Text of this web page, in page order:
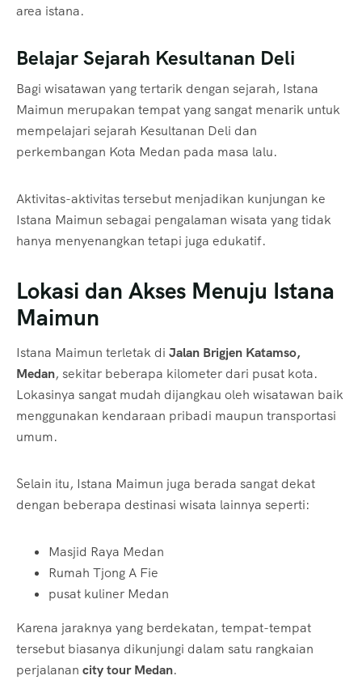
area istana.
Belajar Sejarah Kesultanan Deli
Bagi wisatawan yang tertarik dengan sejarah, Istana
Maimun merupakan tempat yang sangat menarik untuk
mempelajari sejarah Kesultanan Deli dan
perkembangan Kota Medan pada masa lalu.
Aktivitas-aktivitas tersebut menjadikan kunjungan ke
Istana Maimun sebagai pengalaman wisata yang tidak
hanya menyenangkan tetapi juga edukatif.
Lokasi dan Akses Menuju Istana
Maimun
Istana Maimun terletak di Jalan Brigjen Katamso,
Medan, sekitar beberapa kilometer dari pusat kota.
Lokasinya sangat mudah dijangkau oleh wisatawan baik
menggunakan kendaraan pribadi maupun transportasi
umum.
Selain itu, Istana Maimun juga berada sangat dekat
dengan beberapa destinasi wisata lainnya seperti:
Masjid Raya Medan
Rumah Tjong A Fie
pusat kuliner Medan
Karena jaraknya yang berdekatan, tempat-tempat
tersebut biasanya dikunjungi dalam satu rangkaian
perjalanan city tour Medan.